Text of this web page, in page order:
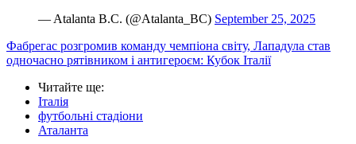
— Atalanta B.C. (@Atalanta_BC) September 25, 2025
Фабрегас розгромив команду чемпіона світу, Лападула став
одночасно рятівником і антигероєм: Кубок Італії
Читайте ще:
Італія
футбольні стадіони
Аталанта